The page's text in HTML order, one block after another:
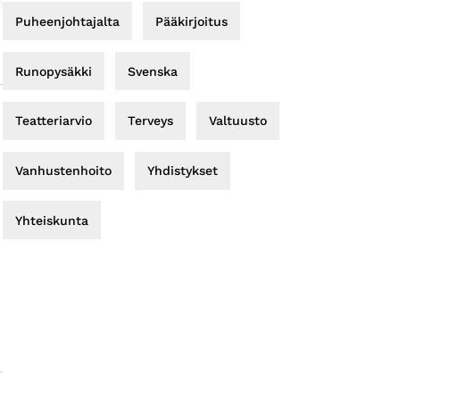
Puheenjohtajalta Pääkirjoitus
Runopysäkki Svenska
Teatteriarvio Terveys Valtuusto
Vanhustenhoito Yhdistykset
Yhteiskunta